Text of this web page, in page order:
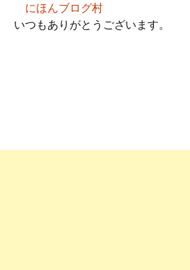
にほんブログ村
いつもありがとうございます。